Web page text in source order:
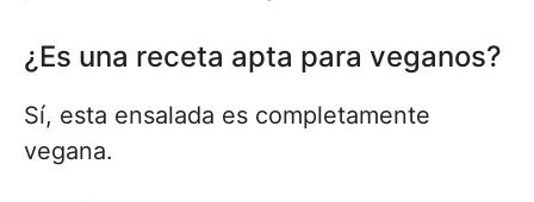
¿Es una receta apta para veganos?
Sí, esta ensalada es completamente
vegana.